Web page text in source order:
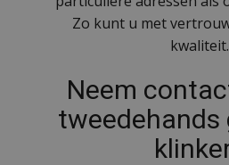
Zo kunt u met
kwaliteit.
Neem
tweedehands